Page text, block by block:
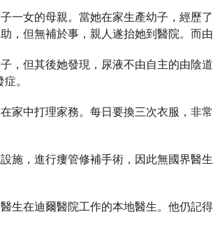
一女的母親。當她在家生產幼子，經歷
，但無補於事，親人遂抬她到醫院。而
，但其後她發現，尿液不由自主的由陰
。
家中打理家務。每日要換三次衣服，
施，進行瘻管修補手術，因此無國界醫
生在迪爾醫院工作的本地醫生。他仍記